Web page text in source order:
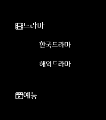
드라마
한국드라마
해외드라마
예능